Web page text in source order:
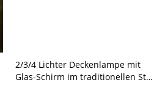
2/3/4 Lichter Deckenlampe mit
Glas-Schirm im traditionellen Stil